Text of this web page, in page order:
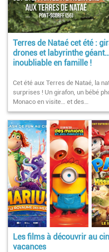
Terres de Nataé cet été :
drones et labyrinthe
inoubliable en famille !
Cet été aux Terres de Nataé, la
surprises ! Un girafon, un bébé
Monaco en visite… et des…
Les films à découvrir au
vacances